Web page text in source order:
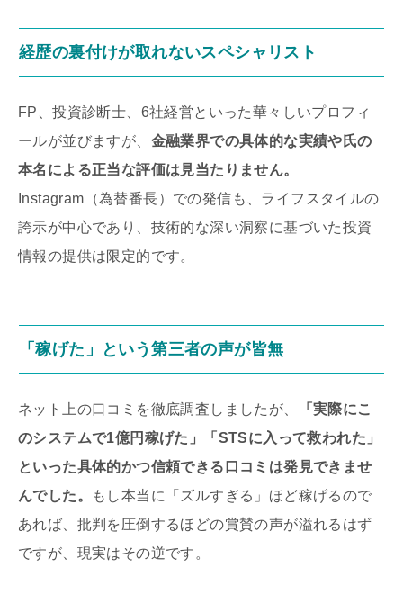
経歴の裏付けが取れないスペシャリスト
FP、投資診断士、6社経営といった華々しいプロフィ
ールが並びますが、 金融業界での具体的な実績や氏の
本名による正当な評価は見当たりません。
Instagram（為替番長）での発信も、ライフスタイルの
誇示が中心であり、技術的な深い洞察に基づいた投資
情報の提供は限定的です。
「稼げた」という第三者の声が皆無
ネット上の口コミを徹底調査しましたが、
「実際にこ
のシステムで1億円稼げた」「STSに入って救われた」
といった具体的かつ信頼できる口コミは発見できませ
んでした。
もし本当に「ズルすぎる」ほど稼げるので
あれば、批判を圧倒するほどの賞賛の声が溢れるはず
ですが、現実はその逆です。